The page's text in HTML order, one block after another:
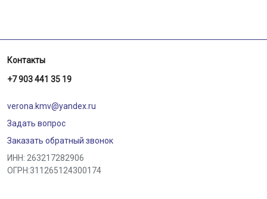
Контакты
+7 903 441 35 19
verona.kmv@yandex.ru
Задать вопрос
Заказать обратный звонок
ИНН: 263217282906
ОГРН:311265124300174